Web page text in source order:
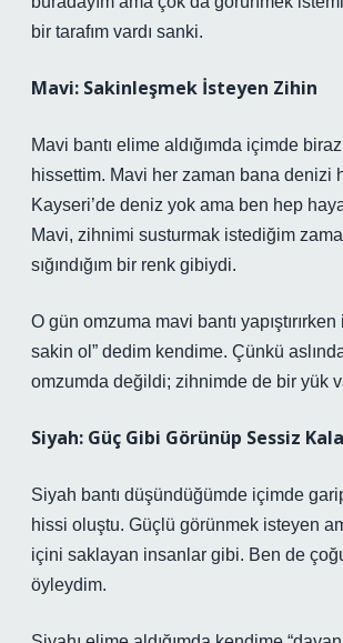
bir tarafım vardı sanki.
Mavi: Sakinleşmek İsteyen Zihin
Mavi bantı elime aldığımda içimde
hissettim. Mavi her zaman bana denizi
Kayseri’de deniz yok ama ben hep
Mavi, zihnimi susturmak istediğim
sığındığım bir renk gibiydi.
O gün omzuma mavi bantı
sakin ol” dedim kendime. Çünkü
omzumda değildi; zihnimde de bir yük
Siyah: Güç Gibi Görünüp Sessiz
Siyah bantı düşündüğümde içimde
hissi oluştu. Güçlü görünmek isteyen
içini saklayan insanlar gibi. Ben de
öyleydim.